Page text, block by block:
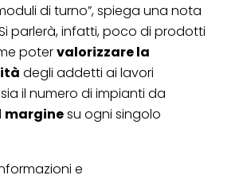
di turno”, spiega una nota
parlerà, infatti, poco di prodotti
potervalorizzare la
degli addetti ai lavori
il numero di impianti da
marginesu ogni singolo
e